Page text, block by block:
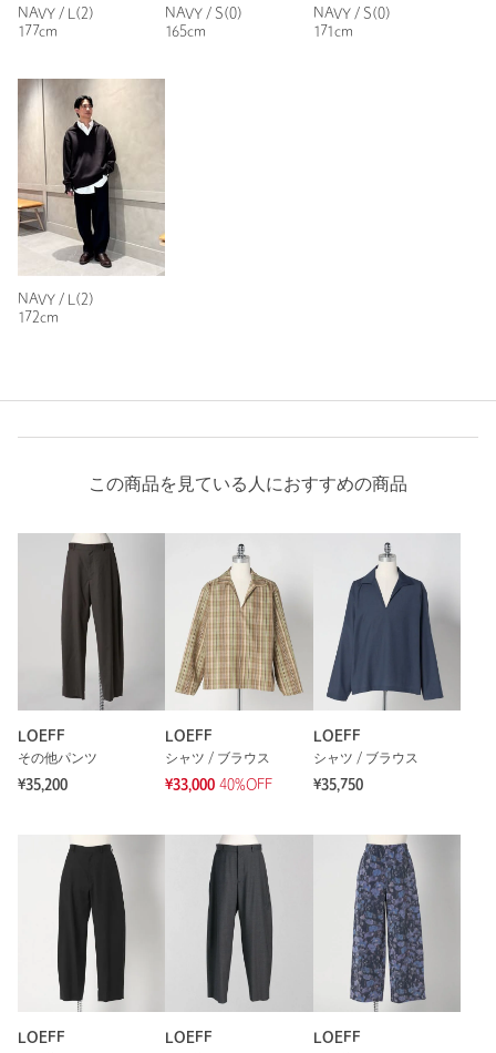
商品番号 8884-2-020075
NAVY / L(2)
177cm
NAVY / S(0)
165cm
NAVY / S(0)
171cm
NAVY / L(2)
172cm
この商品を見ている人におすすめの商品
LOEFF
その他パンツ
¥35,200
LOEFF
シャツ / ブラウス
¥33,000 40%OFF
LOEFF
シャツ / ブラウス
¥35,750
LOEFF
LOEFF
LOEFF